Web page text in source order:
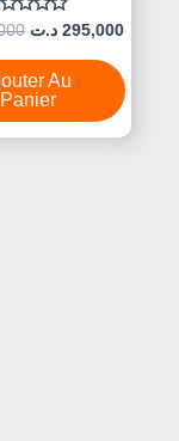
295,000 د.ت
Au
Panier